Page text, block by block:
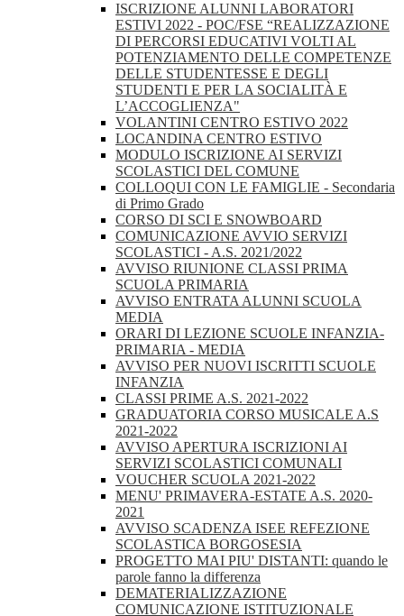
ISCRIZIONE ALUNNI LABORATORI
ESTIVI 2022 - POC/FSE “REALIZZAZIONE
DI PERCORSI EDUCATIVI VOLTI AL
POTENZIAMENTO DELLE COMPETENZE
DELLE STUDENTESSE E DEGLI
STUDENTI E PER LA SOCIALITÀ E
L’ACCOGLIENZA"
VOLANTINI CENTRO ESTIVO 2022
LOCANDINA CENTRO ESTIVO
MODULO ISCRIZIONE AI SERVIZI
SCOLASTICI DEL COMUNE
COLLOQUI CON LE FAMIGLIE - Secondaria
di Primo Grado
CORSO DI SCI E SNOWBOARD
COMUNICAZIONE AVVIO SERVIZI
SCOLASTICI - A.S. 2021/2022
AVVISO RIUNIONE CLASSI PRIMA
SCUOLA PRIMARIA
AVVISO ENTRATA ALUNNI SCUOLA
MEDIA
ORARI DI LEZIONE SCUOLE INFANZIA-
PRIMARIA - MEDIA
AVVISO PER NUOVI ISCRITTI SCUOLE
INFANZIA
CLASSI PRIME A.S. 2021-2022
GRADUATORIA CORSO MUSICALE A.S
2021-2022
AVVISO APERTURA ISCRIZIONI AI
SERVIZI SCOLASTICI COMUNALI
VOUCHER SCUOLA 2021-2022
MENU' PRIMAVERA-ESTATE A.S. 2020-
2021
AVVISO SCADENZA ISEE REFEZIONE
SCOLASTICA BORGOSESIA
PROGETTO MAI PIU' DISTANTI: quando le
parole fanno la differenza
DEMATERIALIZZAZIONE
COMUNICAZIONE ISTITUZIONALE